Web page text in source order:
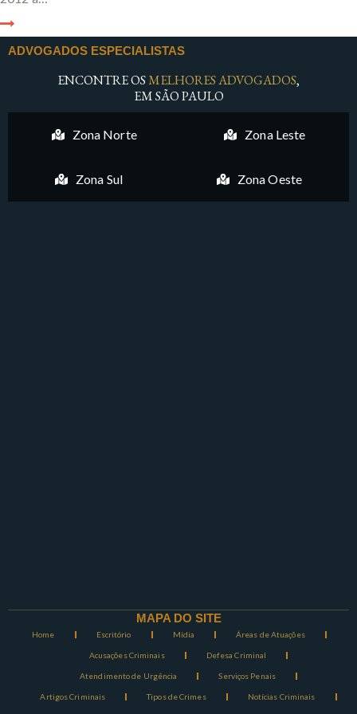
ADVOGADOS ESPECIALISTAS
ENCONTRE OSMELHORES ADVOGADOS,
EM SÃO PAULO
Zona Norte Zona Leste
Zona Sul Zona Oeste
MAPA DO SITE
Home Escritório Mídia Áreas de Atuações
Acusações Criminais Defesa Criminal
Atendimento de Urgência Serviços Penais
Artigos Criminais Tipos de Crimes Notícias Criminais